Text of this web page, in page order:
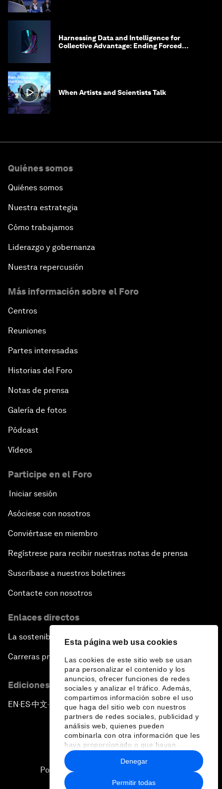
Esta página web usa cookies
Las cookies de este sitio web se usan
para personalizar el contenido y los
anuncios, ofrecer funciones de redes
sociales y analizar el tráfico. Además,
compartimos información sobre el uso
que haga del sitio web con nuestros
partners de redes sociales, publicidad y
análisis web, quienes pueden
combinarla con otra información que les
haya proporcionado o que hayan
recopilado a partir del uso que haya
hecho de sus servicios.
Permitir todas
Denegar
Harnessing Data and Intelligence for
Collective Advantage: Ending Forced
When Artists and Scientists Talk
Quiénes somos
Quiénes somos
Nuestra estrategia
Cómo trabajamos
Liderazgo y gobernanza
Nuestra repercusión
Más información sobre el Foro
Centros
Reuniones
Partes interesadas
Historias del Foro
Notas de prensa
Galería de fotos
Pódcast
Vídeos
Participe en el Foro
Iniciar sesión
Asóciese con nosotros
Conviértase en miembro
Regístrese para recibir nuestras notas de prensa
Suscríbase a nuestros boletines
Contacte con nosotros
Enlaces directos
La sostenibilidad en el Foro
Carreras profesionales
Ediciones en otros idiomas
EN ▪ ES▪中文▪ 日本語
Política de privacidad y normas de uso